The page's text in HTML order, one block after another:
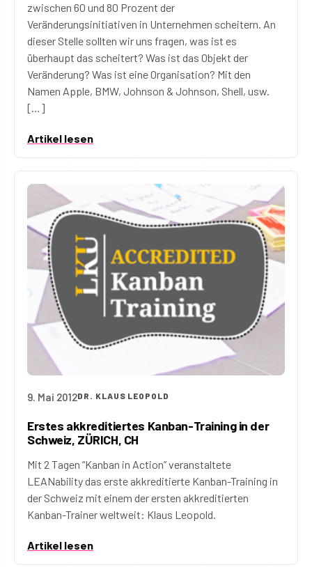
zwischen 60 und 80 Prozent der
Veränderungsinitiativen in Unternehmen scheitern. An
dieser Stelle sollten wir uns fragen, was ist es
überhaupt das scheitert? Was ist das Objekt der
Veränderung? Was ist eine Organisation? Mit den
Namen Apple, BMW, Johnson & Johnson, Shell, usw.
[…]
Artikel lesen
9. Mai 2012DR. KLAUS LEOPOLD
Erstes akkreditiertes Kanban-Training in der
Schweiz, ZÜRICH, CH
Mit 2 Tagen “Kanban in Action” veranstaltete
LEANability das erste akkreditierte Kanban-Training in
der Schweiz mit einem der ersten akkreditierten
Kanban-Trainer weltweit: Klaus Leopold.
Artikel lesen